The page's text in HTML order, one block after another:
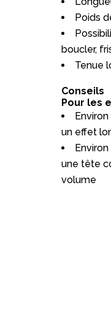
Poids
boucler,
Tenue
Conseils
Pour les
un effet
une tête
volume